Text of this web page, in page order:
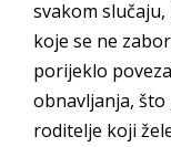
svakom
koje se ne
porijeklo
obnavljanja,
roditelje koji